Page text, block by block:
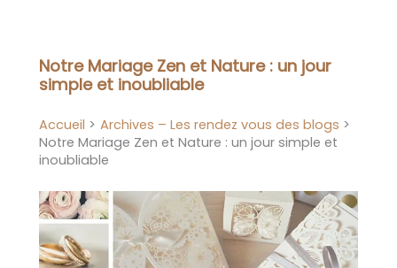
Notre Mariage Zen et Nature : un jour
simple et inoubliable
Accueil
Archives – Les rendez vous des blogs
Notre Mariage Zen et Nature : un jour simple et
inoubliable